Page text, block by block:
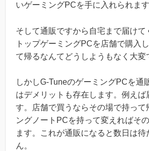
いゲーミングPCを手に入れられます
そして通販ですから自宅まで届けて
トップゲーミングPCを店舗で購入
て帰るなんてどうしようもなく大変
しかしG-TuneのゲーミングPCを通
はデメリットも存在します。例えば
す。店舗で買うならその場で持って
ングノートPCを持って変えればそ
ます。これが通販になると数日は
ん。